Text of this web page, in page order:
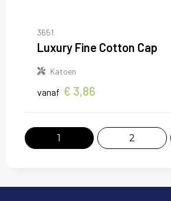
3651
Luxury Fine Cotton Cap
Katoen
vanaf € 3,86
1 2